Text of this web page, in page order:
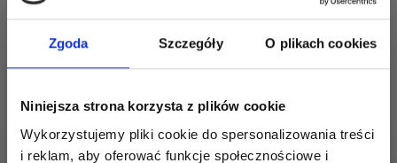
Zgoda Szczegóły O plikach cookies
Niniejsza strona korzysta z plików cookie
Wykorzystujemy pliki cookie do spersonalizowania treści
i reklam, aby oferować funkcje społecznościowe i
X 29 CM
Okazja 12/08/2026
Dodaj do koszyka
COFFEE TIME 40X52
CM
Okazja 12/08/2026
Dodaj do koszyka